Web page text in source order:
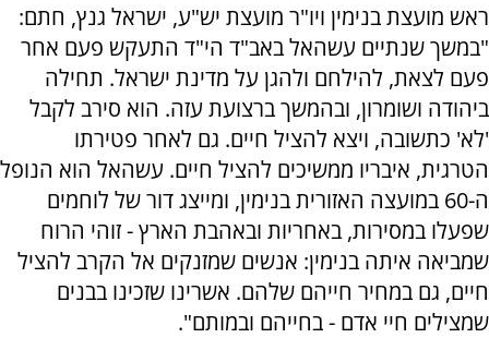
ראש מועצת בנימין ויו"ר מועצת יש"ע, ישראל גנץ, חתם:
"במשך שנתיים עשהאל באב"ד הי"ד התעקש פעם אחר
פעם לצאת, להילחם ולהגן על מדינת ישראל. תחילה
ביהודה ושומרון, ובהמשך ברצועת עזה. הוא סירב לקבל
'לא' כתשובה, ויצא להציל חיים. גם לאחר פטירתו
הטרגית, איבריו ממשיכים להציל חיים. עשהאל הוא הנופל
ה-60 במועצה האזורית בנימין, ומייצג דור של לוחמים
שפעלו במסירות, באחריות ובאהבת הארץ - זוהי הרוח
שמביאה איתה בנימין: אנשים שמזנקים אל הקרב להציל
חיים, גם במחיר חייהם שלהם. אשרינו שזכינו בבנים
שמצילים חיי אדם - בחייהם ובמותם".